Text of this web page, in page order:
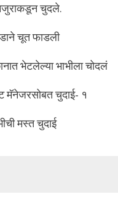
चुदले.
चूत फाडली
भेटलेल्या भाभीला चोदलं
मॅनेजरसोबत चुदाई- १
मस्त चुदाई